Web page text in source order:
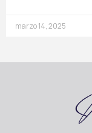
marzo 14, 2025